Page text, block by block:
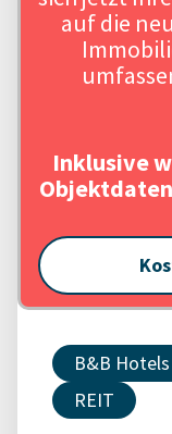
auf die
Inklusive
B&B Hotels
REIT